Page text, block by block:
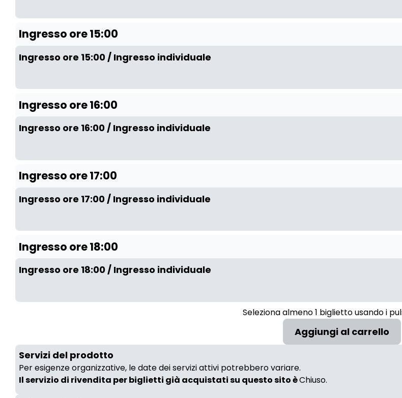
Ingresso ore 15:00
Ingresso ore 15:00 / Ingresso individuale
Ingresso ore 16:00
Ingresso ore 16:00 / Ingresso individuale
Ingresso ore 17:00
Ingresso ore 17:00 / Ingresso individuale
Ingresso ore 18:00
Ingresso ore 18:00 / Ingresso individuale
Seleziona almeno 1 biglietto usando i
Servizi del prodotto
Per esigenze organizzative, le date dei servizi attivi potrebbero variare.
Il servizio di rivendita per biglietti già acquistati su questo sito èChiuso.